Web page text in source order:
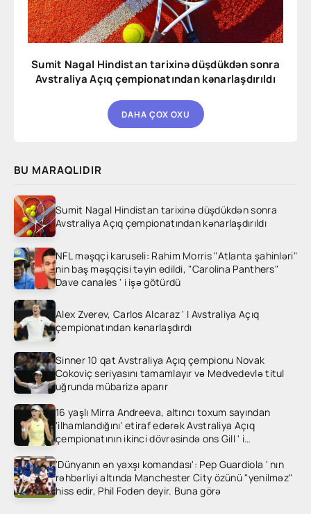
Sumit Nagal Hindistan tarixinə düşdükdən sonra
Avstraliya Açıq çempionatından kənarlaşdırıldı
DAHA ÇOX OXU
BU MARAQLIDIR
Sumit Nagal Hindistan tarixinə düşdükdən sonra
Avstraliya Açıq çempionatından kənarlaşdırıldı
NFL məşqçi karuseli: Rahim Morris "Atlanta şahinləri"
nin baş məşqçisi təyin edildi, "Carolina Panthers"
Dave canales ' i işə götürdü
Alex Zverev, Carlos Alcaraz ' I Avstraliya Açıq
çempionatından kənarlaşdırdı
Sinner 10 qat Avstraliya Açıq çempionu Novak
Cokoviç seriyasını tamamlayır və Medvedevlə titul
uğrunda mübarizə aparır
16 yaşlı Mirra Andreeva, altıncı toxum sayından
'ilhamlandığını' etiraf edərək Avstraliya Açıq
çempionatının ikinci dövrəsində ons Gill ' i
'Dünyanın ən yaxşı komandası': Pep Guardiola ' nın
rəhbərliyi altında Manchester City özünü "yenilməz"
hiss edir, Phil Foden deyir. Buna görə